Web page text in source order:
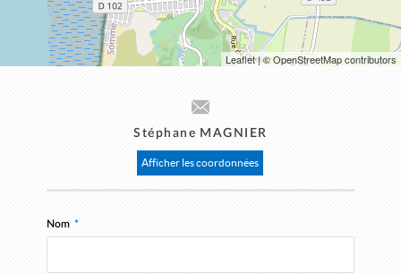
Leaflet| © OpenStreetMap contributors
Stéphane MAGNIER
Afficher les coordonnées
Nom *